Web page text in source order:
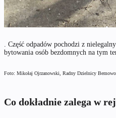
. Część odpadów pochodzi z
bytowania osób bezdomnych na tym
Foto: Mikołaj Ojrzanowski, Radny Dzielnicy Bemowo
Co dokładnie zalega w